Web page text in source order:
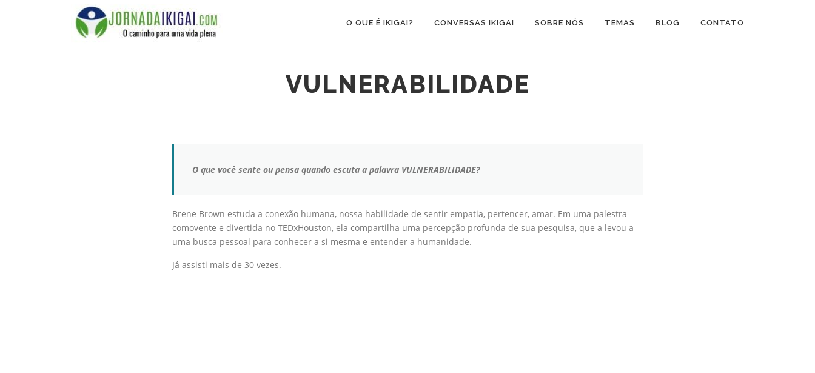
O QUE É IKIGAI? CONVERSAS IKIGAI SOBRE NÓS TEMAS BLOG CONTATO
VULNERABILIDADE
O que você sente ou pensa quando escuta a palavra VULNERABILIDADE?
Brene Brown estuda a conexão humana, nossa habilidade de sentir empatia, pertencer, amar. Em uma palestra
comovente e divertida no TEDxHouston, ela compartilha uma percepção profunda de sua pesquisa, que a levou a
uma busca pessoal para conhecer a si mesma e entender a humanidade.
Já assisti mais de 30 vezes.